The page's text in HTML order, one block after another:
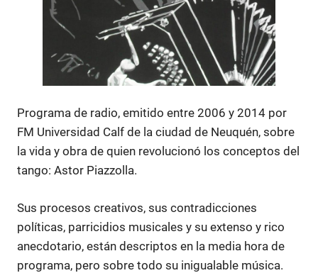
Programa de radio, emitido entre 2006 y 2014 por
FM Universidad Calf de la ciudad de Neuquén, sobre
la vida y obra de quien revolucionó los conceptos del
tango: Astor Piazzolla.
Sus procesos creativos, sus contradicciones
políticas, parricidios musicales y su extenso y rico
anecdotario, están descriptos en la media hora de
programa, pero sobre todo su inigualable música.